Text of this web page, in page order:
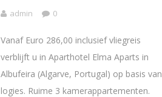
admin 0
Vanaf Euro 286,00 inclusief vliegreis
verblijft u in Aparthotel Elma Aparts in
Albufeira (Algarve, Portugal) op basis van
logies. Ruime 3 kamerappartementen.